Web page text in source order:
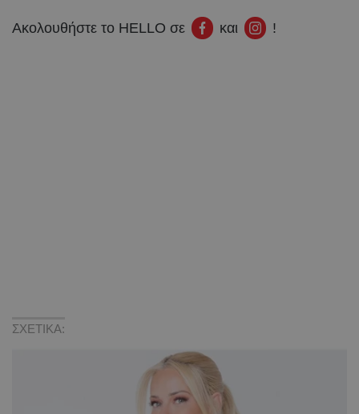
Ακολουθήστε το HELLO σε και !
ΣΧΕΤΙΚΑ: